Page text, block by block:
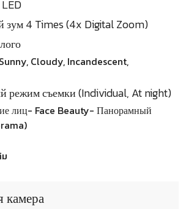
зум 4 Times (4x Digital Zoom)
Cloudy, Incandescent,
режим съемки (Individual, At night)
лиц- Face Beauty- Панорамный
камера